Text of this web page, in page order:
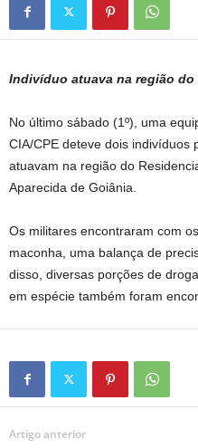
Indivíduo atuava na região do
No último sábado (1º), uma
CIA/CPE deteve dois indivíduos
atuavam na região do
Aparecida de Goiânia.
Os militares encontraram com
maconha, uma balança de
disso, diversas porções de
em espécie também foram
Artigo anterior